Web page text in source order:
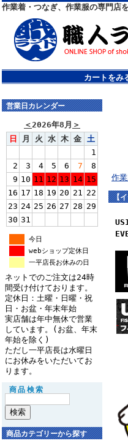
作業着・つなぎ、作業服の専門店
カートをみ
営業日カレンダー
＜2026年8月 ＞
日
月 火 水 木 金 土
1
2
3 4 5 6 7
8
9 10 11 12 13 14 15
16 17 18 19 20 21 22
23 24 25 26 27 28 29
30 31
今日
webショップ定休日
一平店長お休みの日
ネットでのご注文は24時
間受け付けております。
定休日：土曜・日曜・祝
日・お盆・年末年始
実店舗は年中無休で営業
しています。(お盆、年末
年始を除く)
ただし一平店長は水曜日
にお休みをいただいてお
ります。
商品検索
商品カテゴリーから探す
作
【